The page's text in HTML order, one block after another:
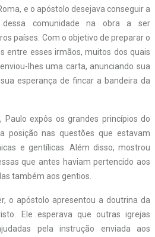
e o apóstolo desejava conseguir a
dessa comunidade na obra a ser
países. Com o objetivo de preparar o
entre esses irmãos, muitos dos quais
lhes uma carta, anunciando sua
esperança de fincar a bandeira da
expôs os grandes princípios do
posição nas questões que estavam
e gentílicas. Além disso, mostrou
que antes haviam pertencido aos
também aos gentios.
o apóstolo apresentou a doutrina da
Ele esperava que outras igrejas
pela instrução enviada aos